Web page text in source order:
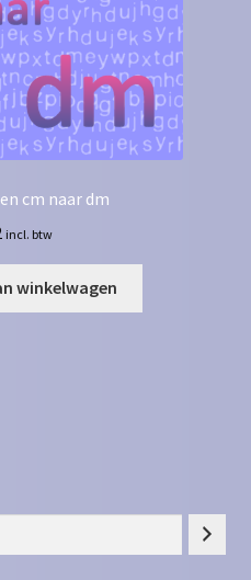
cm naar dm
incl. btw
winkelwagen